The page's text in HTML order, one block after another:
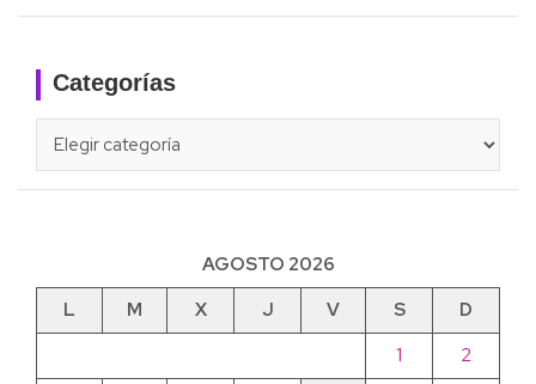
Categorías
AGOSTO 2026
L
M X J V S
D
1
2